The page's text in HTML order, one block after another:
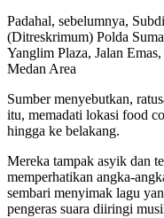
Padahal, sebelumnya,
(Ditreskrimum) Polda
Yanglim Plaza, Jalan
Medan Area
Sumber menyebutkan,
itu, memadati lokasi food
hingga ke belakang.
Mereka tampak asyik dan
memperhatikan angka-
sembari menyimak lagu
pengeras suara diiringi